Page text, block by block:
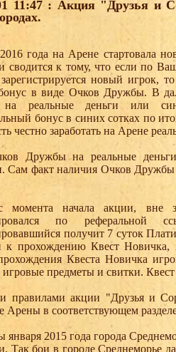
11:47 : Акция "Друзья и
года на Арене стартовала
сводится к тому, что если по
зарегистрируется новый
в виде Очков Дружбы. В
на реальные деньги или
бонус в синих сотках по
честно заработать на Арене
Дружбы на реальные деньги
Сам факт наличия Очков Дружбы
начала акции, вне
по
получит 7 суток
к прохождению Квест
Квеста Новичка
игровые предметы и свитки.
правилами акции "Друзья и
Арены в соответствующем
января 2015 года города
Так бои в городе Среднеморье